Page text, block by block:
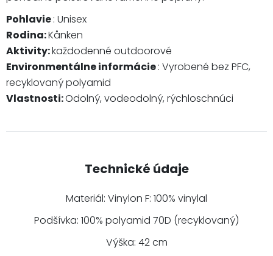
Pohlavie: Unisex
Rodina:Kånken
Aktivity:každodenné outdoorové
Environmentálne informácie: Vyrobené bez PFC,
recyklovaný polyamid
Vlastnosti:Odolný, vodeodolný, rýchloschnúci
Technické údaje
Materiál: Vinylon F: 100% vinylal
Podšívka: 100% polyamid 70D (recyklovaný)
Výška: 42 cm